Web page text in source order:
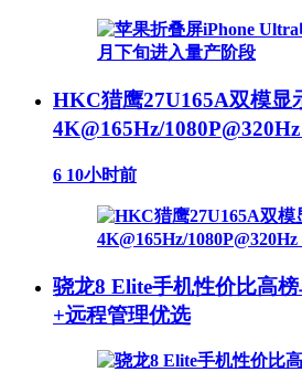
HKC猎鹰27U165A双模显
4K@165Hz/
6 10小时前
骁龙8 Elite手机性价比高
+远程管理优选